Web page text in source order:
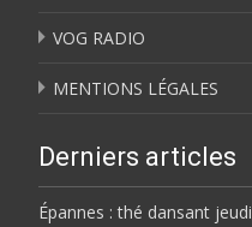
VOG RADIO
MENTIONS LÉGALES
Derniers articles
Épannes : thé dansant